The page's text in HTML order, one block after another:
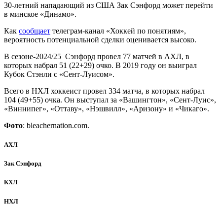
30-летний нападающий из США Зак Сэнфорд может перейти
в минское «Динамо».
Как сообщает телеграм-канал «Хоккей по понятиям»,
вероятность потенциальной сделки оценивается высоко.
В сезоне-2024/25 Сэнфорд провел 77 матчей в АХЛ, в
которых набрал 51 (22+29) очко. В 2019 году он выиграл
Кубок Стэнли с «Сент-Луисом».
Всего в НХЛ хоккеист провел 334 матча, в которых набрал
104 (49+55) очка. Он выступал за «Вашингтон», «Сент-Луис»,
«Виннипег», «Оттаву», «Нэшвилл», «Аризону» и «Чикаго».
Фото: bleachernation.com.
АХЛ
Зак Сэнфорд
КХЛ
НХЛ